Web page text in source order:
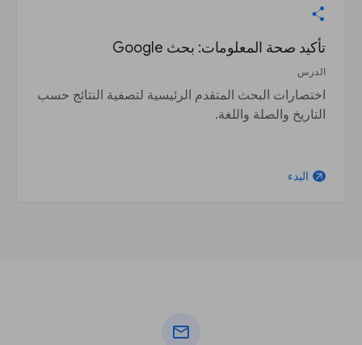
تأكيد صحة المعلومات: بحث Google
الدرس
اختصارات البحث المتقدم الرئيسية لتصفية النتائج حسب
التاريخ والصلة واللغة.
arrow_outward البدء
mail